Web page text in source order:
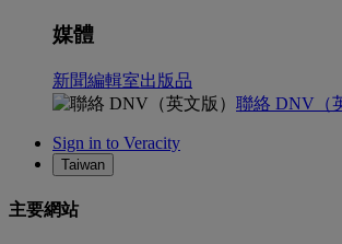
媒體
新聞編輯室出版品
聯絡 DNV（
Sign in to Veracity
Taiwan
主要網站